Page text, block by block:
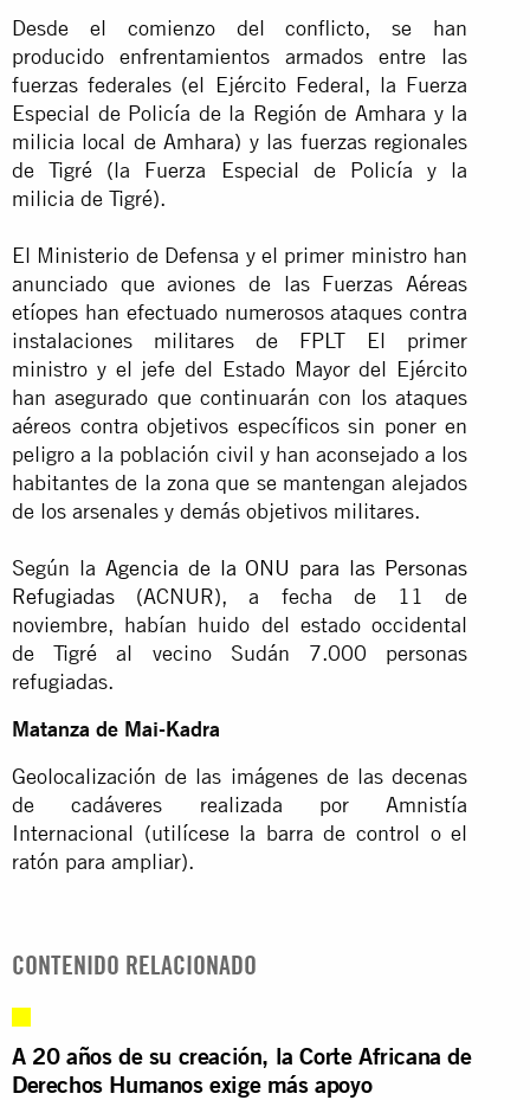
Desde el comienzo del conflicto, se han
producido enfrentamientos armados entre las
fuerzas federales (el Ejército Federal, la Fuerza
Especial de Policía de la Región de Amhara y la
milicia local de Amhara) y las fuerzas regionales
de Tigré (la Fuerza Especial de Policía y la
milicia de Tigré).
El Ministerio de Defensa y el primer ministro han
anunciado que aviones de las Fuerzas Aéreas
etíopes han efectuado numerosos ataques contra
instalaciones militares de FPLT El primer
ministro y el jefe del Estado Mayor del Ejército
han asegurado que continuarán con los ataques
aéreos contra objetivos específicos sin poner en
peligro a la población civil y han aconsejado a los
habitantes de la zona que se mantengan alejados
de los arsenales y demás objetivos militares.
Según la Agencia de la ONU para las Personas
Refugiadas (ACNUR), a fecha de 11 de
noviembre, habían huido del estado occidental
de Tigré al vecino Sudán 7.000 personas
refugiadas.
Matanza de Mai-Kadra
Geolocalización de las imágenes de las decenas
de cadáveres realizada por Amnistía
Internacional (utilícese la barra de control o el
ratón para ampliar).
CONTENIDO RELACIONADO
A 20 años de su creación, la Corte Africana de
Derechos Humanos exige más apoyo